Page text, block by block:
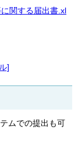
関する届出書.xl
]
ムでの提出も可